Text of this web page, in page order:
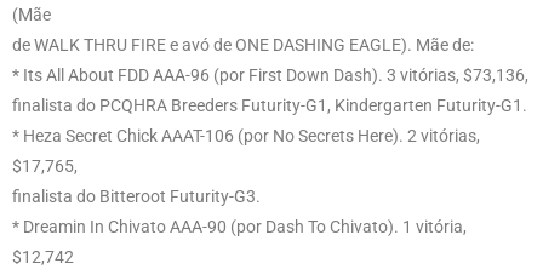
(Mãe
de WALK THRU FIRE e avó de ONE DASHING EAGLE). Mãe de:
* Its All About FDD AAA-96 (por First Down Dash). 3 vitórias, $73,136,
finalista do PCQHRA Breeders Futurity-G1, Kindergarten Futurity-G1.
* Heza Secret Chick AAAT-106 (por No Secrets Here). 2 vitórias,
$17,765,
finalista do Bitteroot Futurity-G3.
* Dreamin In Chivato AAA-90 (por Dash To Chivato). 1 vitória,
$12,742